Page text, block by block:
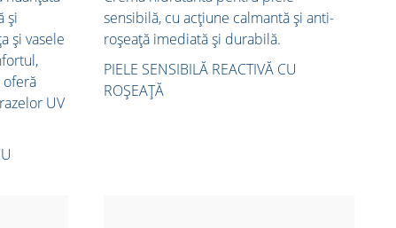
și
și vasele
oferă
UV
sensibilă, cu acțiune calmantă și anti-
roșeață imediată și durabilă.
PIELE SENSIBILĂ REACTIVĂ CU
ROȘEAȚĂ